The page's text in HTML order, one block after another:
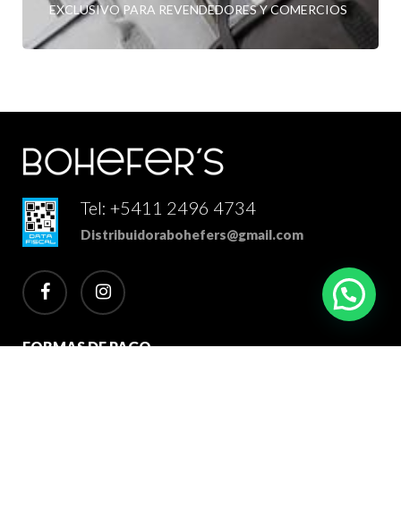
EXCLUSIVO PARA REVENDEDORES Y COMERCIOS
Tel: +5411 2496 4734
Distribuidorabohefers@gmail.com
facebook instagram
FORMAS DE PAGO